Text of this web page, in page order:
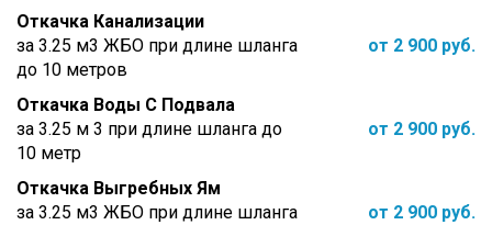
Откачка Канализации
за 3.25 м3 ЖБО при длине шланга
до 10 метров
от 2 900 руб.
Откачка Воды С Подвала
за 3.25 м 3 при длине шланга до
10 метр
от 2 900 руб.
Откачка Выгребных Ям
за 3.25 м3 ЖБО при длине шланга
от 2 900 руб.